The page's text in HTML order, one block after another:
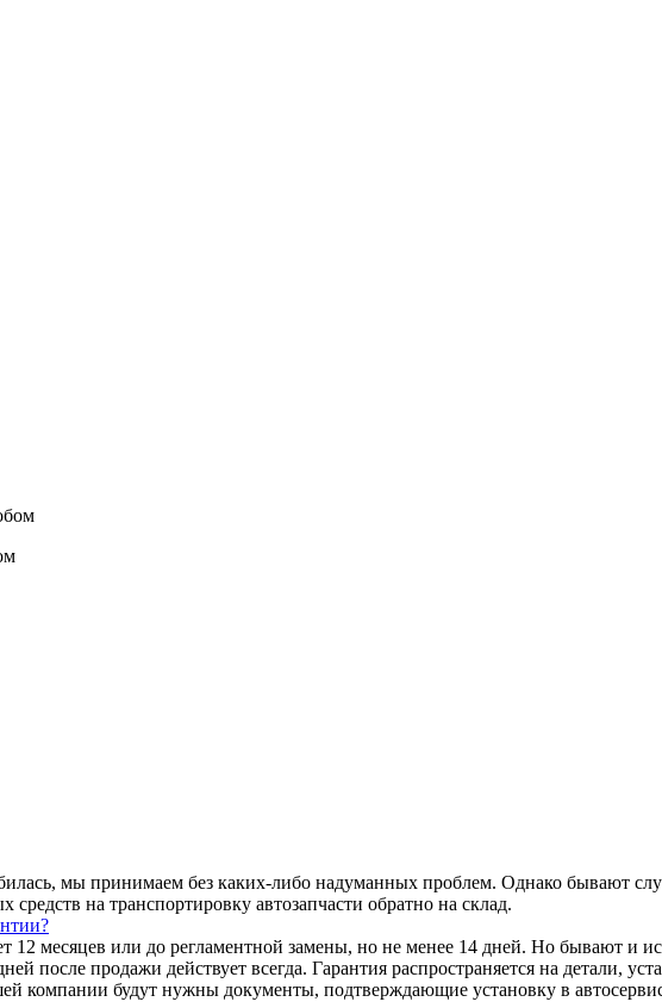
мы принимаем без каких-либо надуманных проблем. Однако бывают
на транспортировку автозапчасти обратно на склад.
12 месяцев или до регламентной замены, но не менее 14 дней. Но бывают и
после продажи действует всегда. Гарантия распространяется на детали,
компании будут нужны документы, подтверждающие установку в